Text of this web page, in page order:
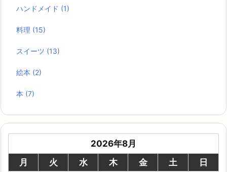
ハンドメイド (1)
料理 (15)
スイーツ (13)
絵本 (2)
本 (7)
2026年8月
月
火 水 木 金 土
日